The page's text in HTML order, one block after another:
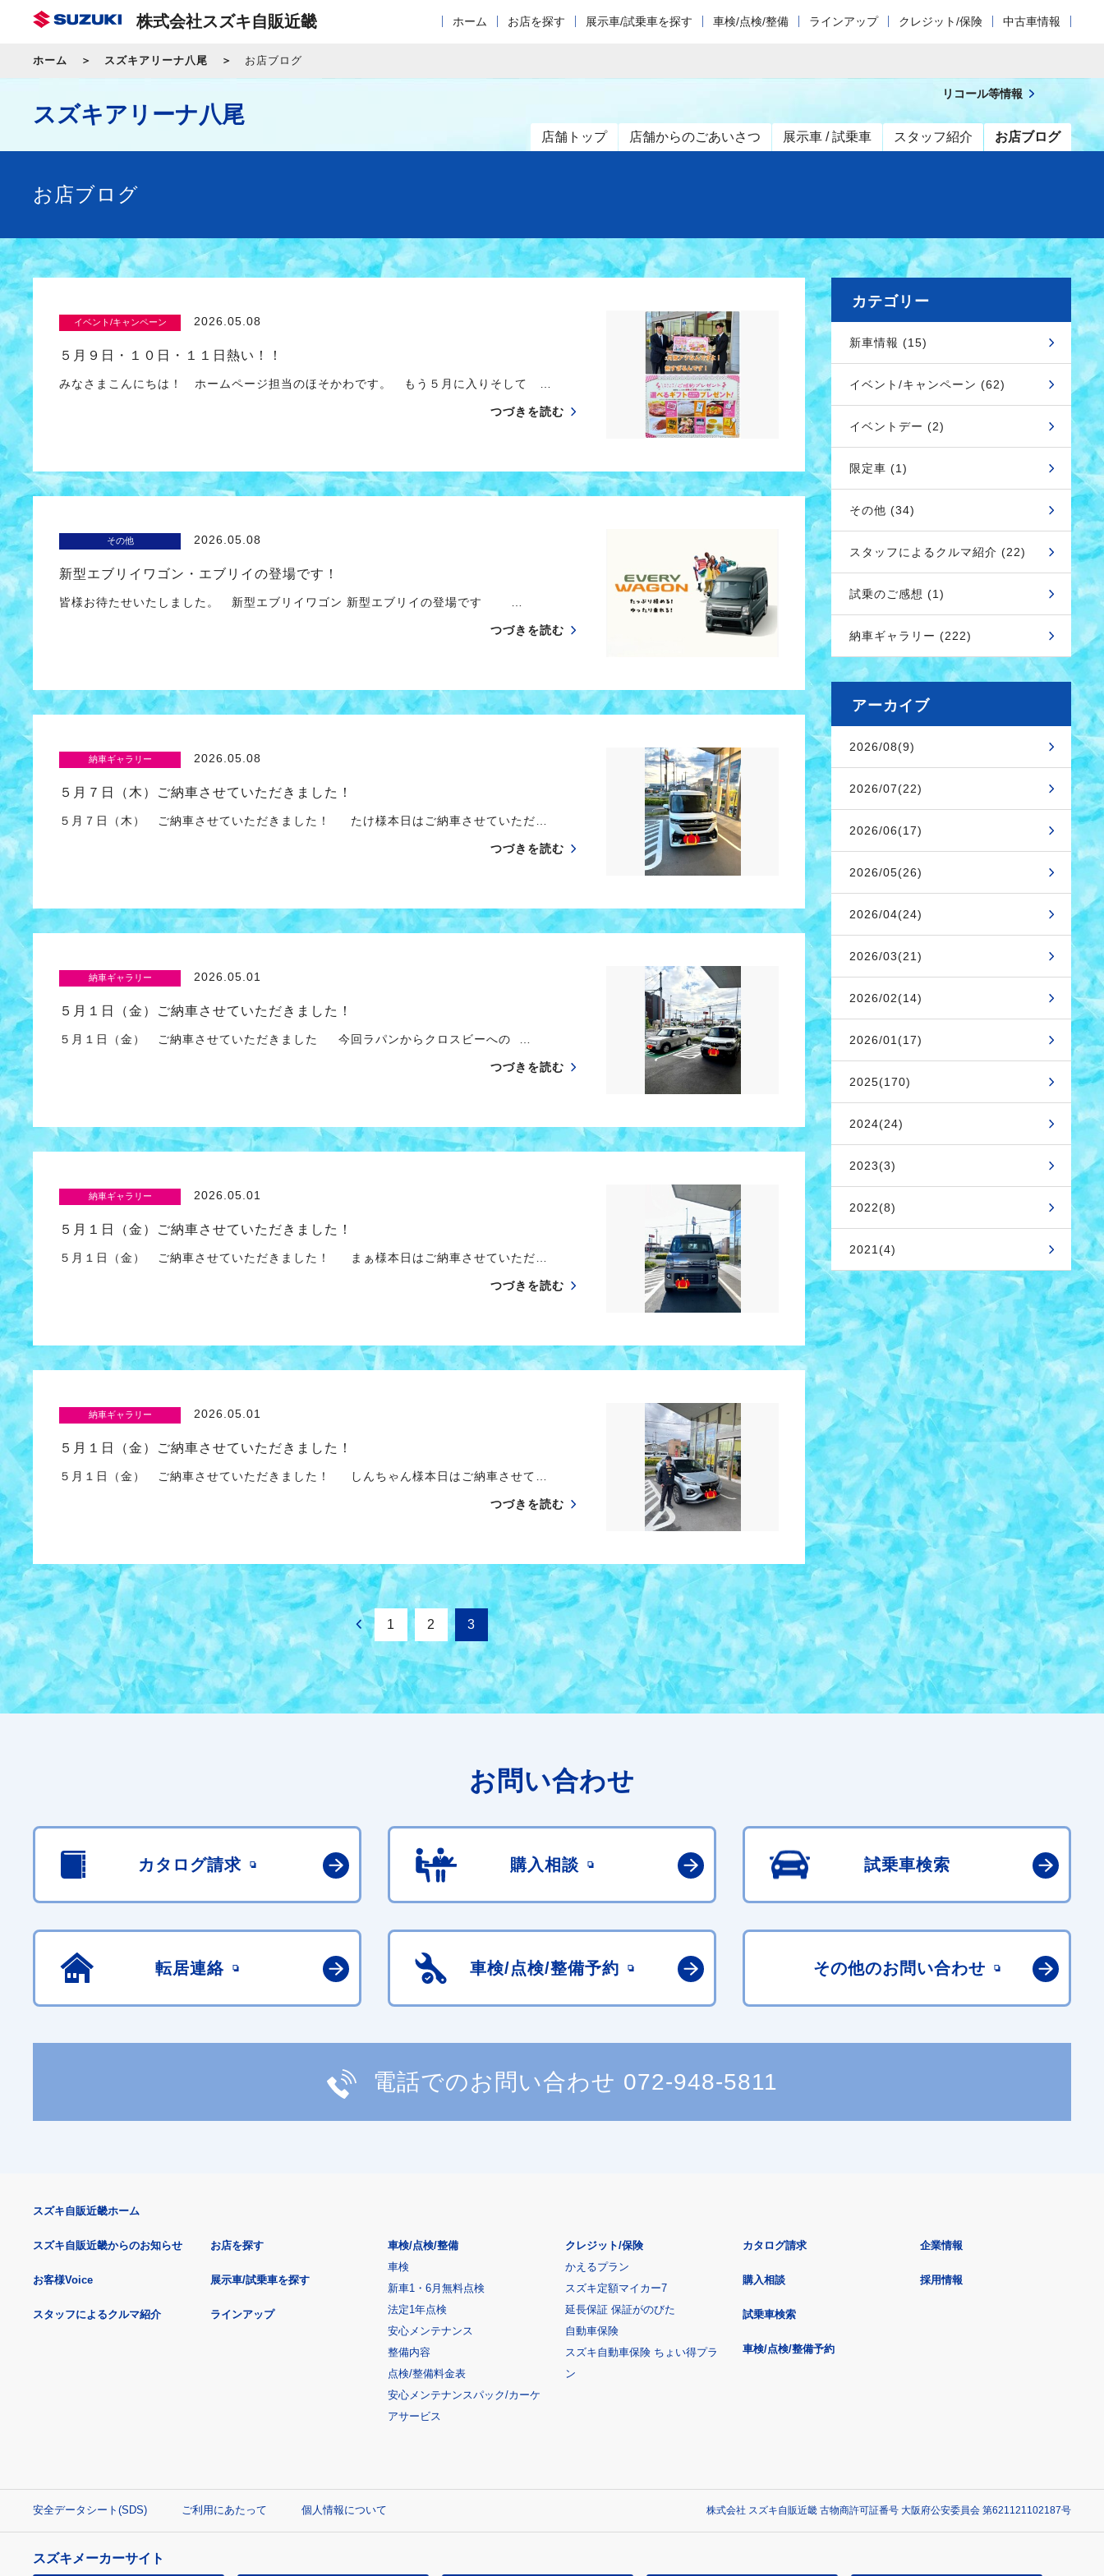
株式会社スズキ自販近畿 ホーム お店を探す 展示車/試乗車を探す 車検/点検/整備 ラインアップ クレジット/保険 中古車情報
ホーム スズキアリーナ八尾 お店ブログ
スズキアリーナ八尾
店舗トップ 店舗からのごあいさつ 展示車 / 試乗車 スタッフ紹介 お店ブログ
リコール等情報
お店ブログ
イベント/キャンペーン 2026.05.08
５月９日・１０日・１１日熱い！！
みなさまこんにちは！ ホームページ担当のほそかわです。 もう５月に入りそして …
つづきを読む
その他 2026.05.08
新型エブリイワゴン・エブリイの登場です！
皆様お待たせいたしました。 新型エブリイワゴン 新型エブリイの登場です …
つづきを読む
納車ギャラリー 2026.05.08
５月７日（木）ご納車させていただきました！
５月７日（木） ご納車させていただきました！ たけ様本日はご納車させていただ…
つづきを読む
納車ギャラリー 2026.05.01
５月１日（金）ご納車させていただきました！
５月１日（金） ご納車させていただきました 今回ラパンからクロスビーへの …
つづきを読む
納車ギャラリー 2026.05.01
５月１日（金）ご納車させていただきました！
５月１日（金） ご納車させていただきました！ まぁ様本日はご納車させていただ…
つづきを読む
納車ギャラリー 2026.05.01
５月１日（金）ご納車させていただきました！
５月１日（金） ご納車させていただきました！ しんちゃん様本日はご納車させて…
つづきを読む
1 2 3
カテゴリー
新車情報 (15)
イベント/キャンペーン (62)
イベントデー (2)
限定車 (1)
その他 (34)
スタッフによるクルマ紹介 (22)
試乗のご感想 (1)
納車ギャラリー (222)
アーカイブ
2026/08(9)
2026/07(22)
2026/06(17)
2026/05(26)
2026/04(24)
2026/03(21)
2026/02(14)
2026/01(17)
2025(170)
2024(24)
2023(3)
2022(8)
2021(4)
お問い合わせ
カタログ請求 購入相談 試乗車検索
転居連絡 車検/点検/整備予約 その他のお問い合わせ
電話でのお問い合わせ 072-948-5811
スズキ自販近畿ホーム
スズキ自販近畿からのお知らせ
お客様Voice
スタッフによるクルマ紹介
お店を探す
展示車/試乗車を探す
ラインアップ
車検/点検/整備
車検
新車1・6月無料点検
法定1年点検
安心メンテナンス
整備内容
点検/整備料金表
安心メンテナンスパック/カーケ
アサービス
クレジット/保険
かえるプラン
スズキ定額マイカー7
延長保証 保証がのびた
自動車保険
スズキ自動車保険 ちょい得プラ
ン
カタログ請求
購入相談
試乗車検索
車検/点検/整備予約
企業情報
採用情報
安全データシート(SDS) ご利用にあたって 個人情報について 株式会社 スズキ自販近畿 古物商許可証番号 大阪府公安委員会 第621121102187号
スズキメーカーサイト